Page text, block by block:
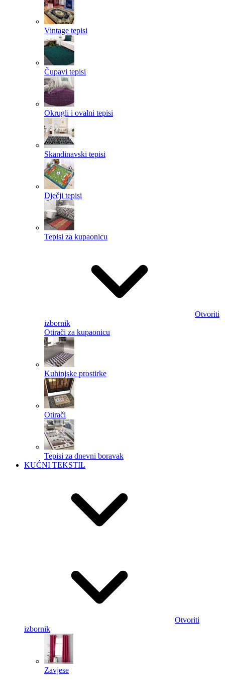
Vintage tepisi
Čupavi tepisi
Okrugli i ovalni tepisi
Skandinavski tepisi
Dječji tepisi
Tepisi za kupaonicu
Otvoriti
izbornik
Otirači za kupaonicu
Kuhinjske prostirke
Otirači
Tepisi za dnevni boravak
KUĆNI TEKSTIL
Otvoriti
izbornik
Zavjese